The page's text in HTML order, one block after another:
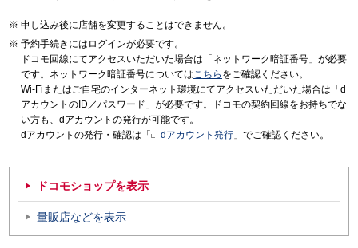
申し込み後に店舗を変更することはできません。
予約手続きにはログインが必要です。
ドコモ回線にてアクセスいただいた場合は「ネットワーク暗証番号」が必要
です。ネットワーク暗証番号についてはこちら をご確認ください。
Wi-Fiまたはご自宅のインターネット環境にてアクセスいただいた場合は「d
アカウントのID／パスワード」が必要です。ドコモの契約回線をお持ちでな
い方も、dアカウントの発行が可能です。
dアカウントの発行・確認は「
dアカウント発行 」でご確認ください。
ドコモショップを表示
量販店などを表示